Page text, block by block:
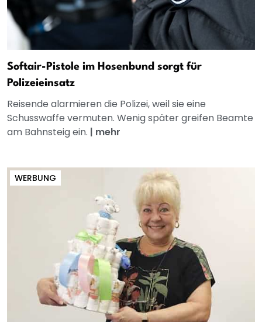
Softair-Pistole im Hosenbund sorgt für
Polizeieinsatz
Reisende alarmieren die Polizei, weil sie eine
Schusswaffe vermuten. Wenig später greifen Beamte
am Bahnsteig ein. | mehr
WERBUNG